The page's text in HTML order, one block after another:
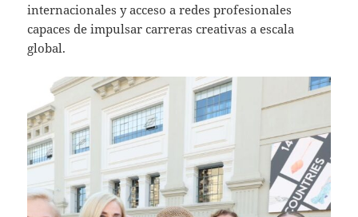
internacionales y acceso a redes profesionales
capaces de impulsar carreras creativas a escala
global.